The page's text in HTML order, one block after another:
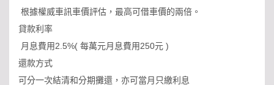
根據權威車訊車價評估，最高可借車價的兩倍。
貸款利率
月息費用2.5%( 每萬元月息費用250元 )
還款方式
可分一次結清和分期攤還，亦可當月只繳利息